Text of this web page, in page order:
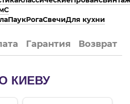
С
ПаукРогаСвечиДля кухни
Гарантия Возврат
КИЕВУ